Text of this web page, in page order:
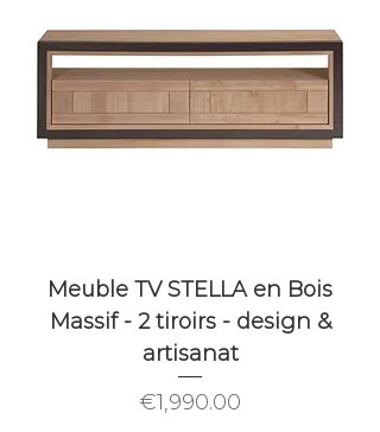
Meuble TV STELLA en Bois
Massif - 2 tiroirs - design &
artisanat
Price
€1,990.00